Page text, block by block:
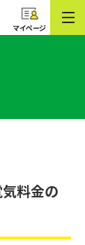
マイページ
料金の